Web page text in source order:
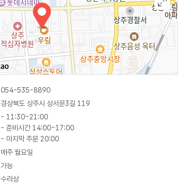
054-535-8890
경상북도 상주시 상서문3길 119
- 11:30~21:00
- 준비시간 14:00~17:00
- 마지막 주문 20:00
매주 월요일
가능
수라상